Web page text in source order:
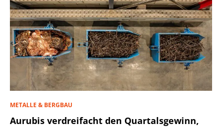
METALLE & BERGBAU
Aurubis verdreifacht den Quartalsgewinn,